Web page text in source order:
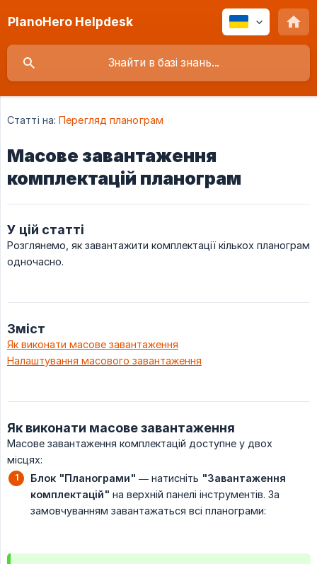
PlanoHero Helpdesk
Статті на: Перегляд планограм
Масове завантаження
комплектацій планограм
У цій статті
Розглянемо, як завантажити комплектації кількох планограм
одночасно.
Зміст
Як виконати масове завантаження
Налаштування масового завантаження
Як виконати масове завантаження
Масове завантаження комплектацій доступне у двох
місцях:
Блок "Планограми" — натисніть "Завантаження
комплектацій" на верхній панелі інструментів. За
замовчуванням завантажаться всі планограми: